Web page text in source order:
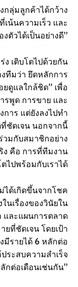
กลุ่มลูกค้าได้กว้าง
น้นความเร็ว และ
ตัวได้เป็นอย่างดี”
เติบโตไปด้วยกัน
ทีมว่า ยึดหลักการ
ดูแลใกล้ชิด” เพื่อ
พูด การขาย และ
การ แต่ยังลงไปทำ
ชัดเจน นอกจากนี้
มกับสมาชิกอย่าง
ง คือ การที่ทีมงาน
ไปพร้อมกับเราได้
ได้เกิดขึ้นจากโชค
นเรื่องของวินัยใน
และแผนการตลาด
ยที่ชัดเจน โดยเป้า
มีรายได้ 6 หลักต่อ
ระสบความสำเร็จ
กต่อเดือนเช่นกัน”